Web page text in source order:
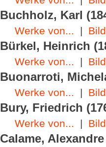
Buchholz, Karl
Werke von... |
Bürkel, Heinrich
Werke von... |
Buonarroti,
Werke von... |
Bury, Friedrich
Werke von... |
Calame,